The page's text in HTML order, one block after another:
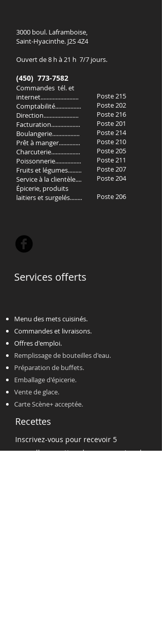
3000 boul. Laframboise,
Saint-Hyacinthe. J2S 4Z4
Ouvert de 8 h à 21 h 7/7 jours.
(450) 773-7582
Commandes tél. et
internet.........................
Comptabilité.................
Direction.......................
Facturation...................
Boulangerie..................
Prêt à manger..............
Charcuterie...................
Poissonnerie.................
Fruits et légumes.........
Service à la clientèle....
Épicerie, produits
laitiers et surgelés........
Poste 215
Poste 202
Poste 216
Poste 201
Poste 214
Poste 210
Poste 205
Poste 211
Poste 207
Poste 204
Poste 206
Services offerts
Menu des mets cuisinés.
Commandes et livraisons.
Offres d'emploi.
Remplissage de bouteilles d'eau.
Préparation de buffets.
Emballage d'épicerie.
Vente de glace.
Carte Scène+ acceptée.
Recettes
Inscrivez-vous pour recevoir 5
nouvelles recettes chaque semaine de